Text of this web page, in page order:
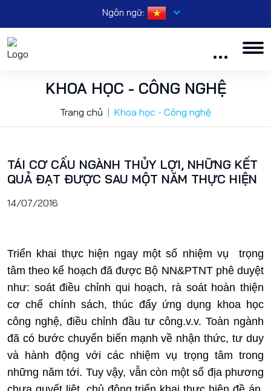
Ngôn ngữ:
KHOA HỌC - CÔNG NGHỆ
Trang chủ Khoa học - Công nghệ
TÁI CƠ CẤU NGÀNH THỦY LỢI, NHỮNG KẾT
QUẢ ĐẠT ĐƯỢC SAU MỘT NĂM THỰC HIỆN
14/07/2016
Triển khai thực hiện ngay một số nhiệm vụ trọng
tâm theo kế hoạch đã được Bộ NN&PTNT phê duyệt
như: soát điều chỉnh qui hoạch, rà soát hoàn thiện
cơ chế chính sách, thúc đẩy ứng dụng khoa học
công nghệ, điều chỉnh đầu tư công.v.v. Toàn ngành
đã có bước chuyển biến mạnh về nhận thức, tư duy
và hành động với các nhiệm vụ trọng tâm trong
những năm tới. Tuy vậy, vẫn còn một số địa phương